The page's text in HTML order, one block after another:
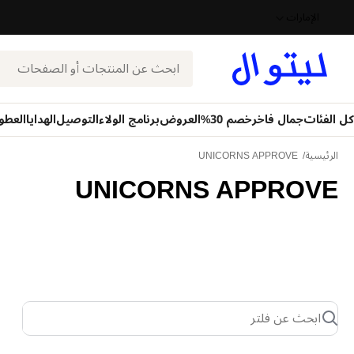
بحث
كل الفئاتجمال فاخرخصم 30% العروضبرنامج الولاءالتوصيلالهدايا
الرئيسية UNICORNS APPROVE
UNICORNS APPROVE
ابحث عن فلتر